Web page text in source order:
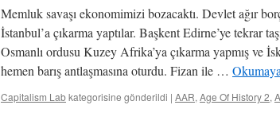
Memluk savaşı ekonomimizi bozacaktı. Devlet ağır
İstanbul’a çıkarma yaptılar. Başkent Edirne’ye tekrar
Osmanlı ordusu Kuzey Afrika’ya çıkarma yapmış ve
hemen barış antlaşmasına oturdu. Fizan ile …
Capitalism Labkategorisine gönderildi | AAR, Age Of History 2,